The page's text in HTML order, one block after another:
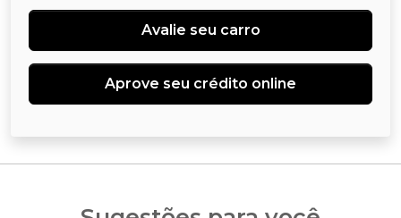
Avalie seu carro
Aprove seu crédito online